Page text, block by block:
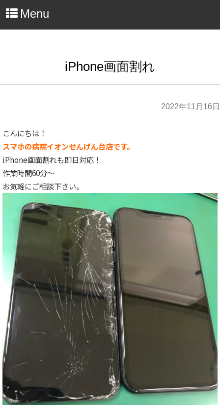
Menu
iPhone画面割れ
2022年11月16日
こんにちは！
スマホの病院イオンせんげん台店です。
iPhone画面割れも即日対応！
作業時間60分～
お気軽にご相談下さい。